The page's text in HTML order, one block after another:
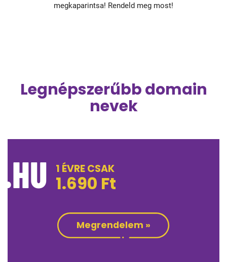
megkaparintsa! Rendeld meg most!
Legnépszerűbb domain
nevek
.HU 1 ÉVRE CSAK
1.690 Ft
Megrendelem »